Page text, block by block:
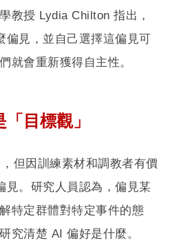
教授 Lydia Chilton 指出，
偏見，並自己選擇這偏見可
就會重新獲得自主性。
目標觀」
但因訓練素材和調教者有價
見。研究人員認為，偏見某
特定群體對特定事件的態
究清楚 AI 偏好是什麼。